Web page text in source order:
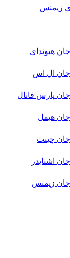
زیمنس
هیوندای
جان ال اس
پارس فانال
هیمل
جان چینت
اشنایدر
جان زیمنس